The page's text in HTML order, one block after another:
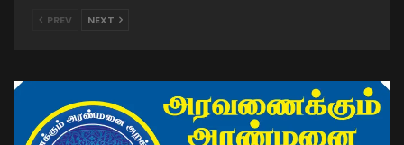
PREV NEXT